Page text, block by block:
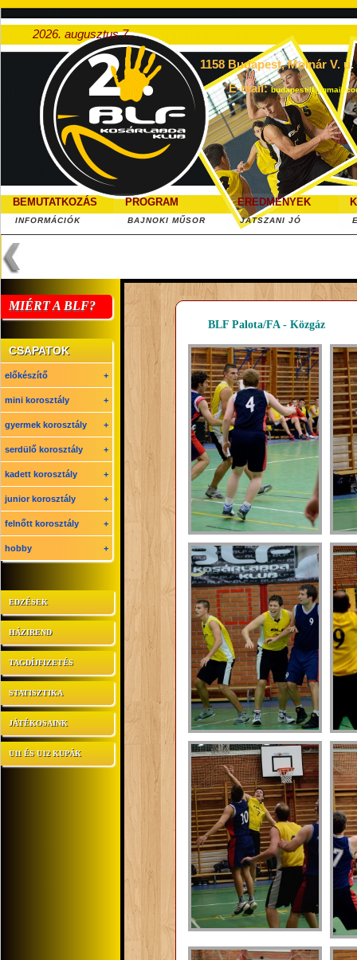
2026. augusztus 7.
1158 Budapest, Molnár V. u.
E-mail:
BEMUTATKOZÁS
INFORMÁCIÓK
PROGRAM
BAJNOKI MŰSOR
EREDMÉNYEK
JÁTSZANI JÓ
MIÉRT A BLF?
CSAPATOK
előkészítő +
mini korosztály +
gyermek korosztály +
serdülő korosztály +
kadett korosztály +
junior korosztály +
felnőtt korosztály +
hobby +
EDZÉSEK
HÁZIREND
TAGDÍJFIZETÉS
STATISZTIKA
JÁTÉKOSAINK
U11 ÉS U12 KUPÁK
BLF Palota/FA - Közgáz